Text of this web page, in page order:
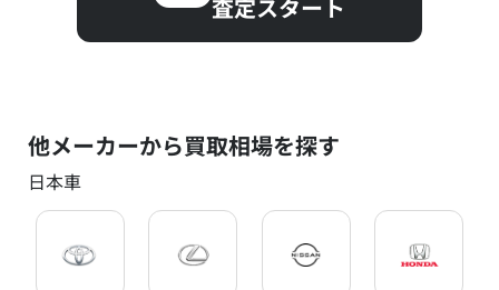
査定スタート
他メーカーから買取相場を探す
日本車